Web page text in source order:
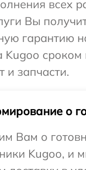
всех
Вы
гарантию
Kugoo сроком
и запчасти.
о
Вам о
Kugoo, и